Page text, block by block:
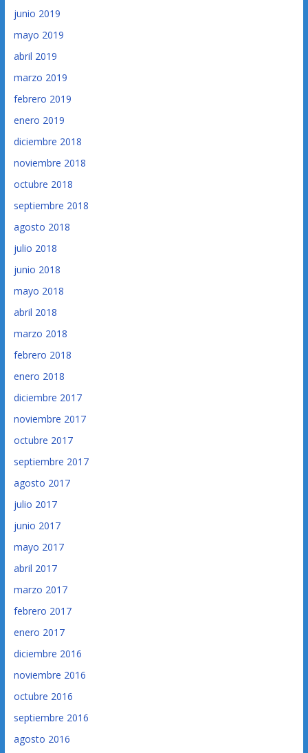
junio 2019
mayo 2019
abril 2019
marzo 2019
febrero 2019
enero 2019
diciembre 2018
noviembre 2018
octubre 2018
septiembre 2018
agosto 2018
julio 2018
junio 2018
mayo 2018
abril 2018
marzo 2018
febrero 2018
enero 2018
diciembre 2017
noviembre 2017
octubre 2017
septiembre 2017
agosto 2017
julio 2017
junio 2017
mayo 2017
abril 2017
marzo 2017
febrero 2017
enero 2017
diciembre 2016
noviembre 2016
octubre 2016
septiembre 2016
agosto 2016